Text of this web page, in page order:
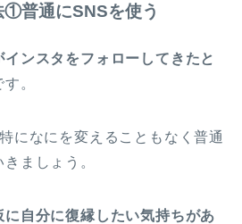
①普通にSNSを使う
インスタをフォローしてきたと
。
になにを変えることもなく普通
ましょう。
自分に復縁したい気持ちがあ